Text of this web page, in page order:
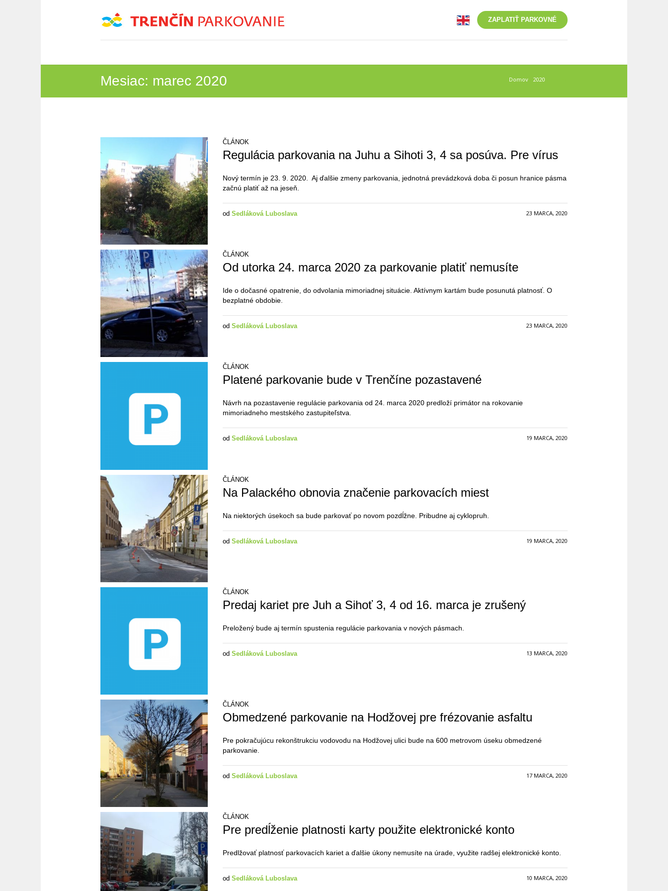
ZAPLATIŤ PARKOVNÉ
Mesiac: marec 2020 Domov 2020
ČLÁNOK
Regulácia parkovania na Juhu a Sihoti 3, 4 sa posúva. Pre vírus
Nový termín je 23. 9. 2020. Aj ďalšie zmeny parkovania, jednotná prevádzková doba či posun hranice pásma
začnú platiť až na jeseň.
23 MARCA, 2020
odSedláková Luboslava
ČLÁNOK
Od utorka 24. marca 2020 za parkovanie platiť nemusíte
Ide o dočasné opatrenie, do odvolania mimoriadnej situácie. Aktívnym kartám bude posunutá platnosť. O
bezplatné obdobie.
23 MARCA, 2020
odSedláková Luboslava
ČLÁNOK
Platené parkovanie bude v Trenčíne pozastavené
Návrh na pozastavenie regulácie parkovania od 24. marca 2020 predloží primátor na rokovanie
mimoriadneho mestského zastupiteľstva.
19 MARCA, 2020
odSedláková Luboslava
ČLÁNOK
Na Palackého obnovia značenie parkovacích miest
Na niektorých úsekoch sa bude parkovať po novom pozdĺžne. Pribudne aj cyklopruh.
19 MARCA, 2020
odSedláková Luboslava
ČLÁNOK
Predaj kariet pre Juh a Sihoť 3, 4 od 16. marca je zrušený
Preložený bude aj termín spustenia regulácie parkovania v nových pásmach.
13 MARCA, 2020
odSedláková Luboslava
ČLÁNOK
Obmedzené parkovanie na Hodžovej pre frézovanie asfaltu
Pre pokračujúcu rekonštrukciu vodovodu na Hodžovej ulici bude na 600 metrovom úseku obmedzené
parkovanie.
17 MARCA, 2020
odSedláková Luboslava
ČLÁNOK
Pre predĺženie platnosti karty použite elektronické konto
Predlžovať platnosť parkovacích kariet a ďalšie úkony nemusíte na úrade, využite radšej elektronické konto.
10 MARCA, 2020
odSedláková Luboslava